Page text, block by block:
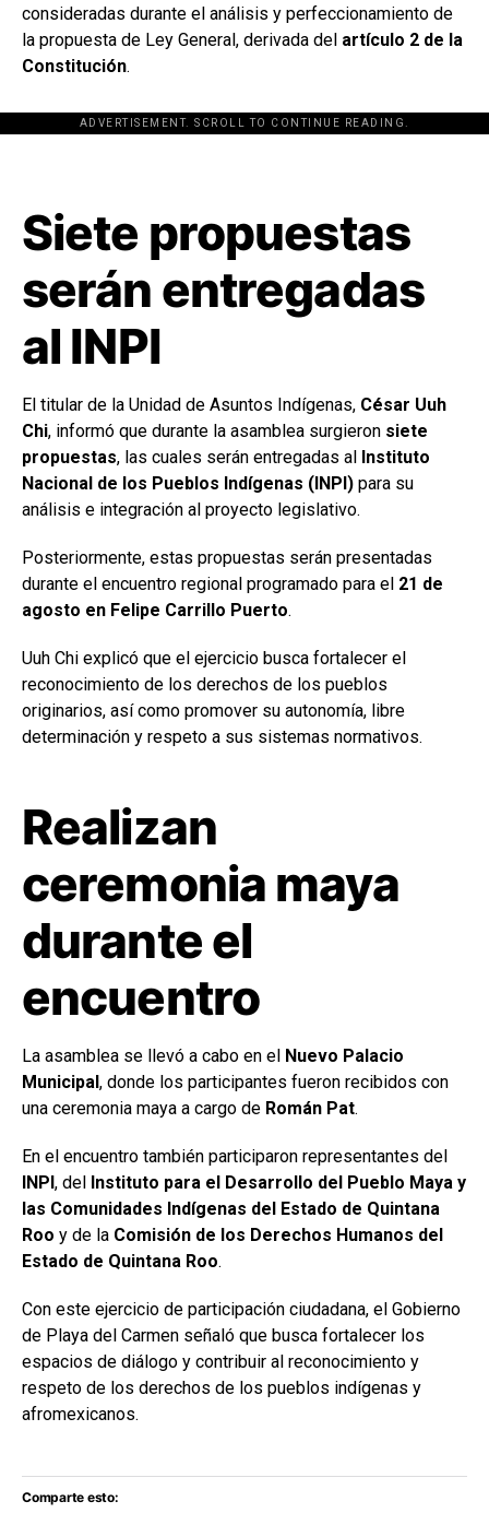
consideradas durante el análisis y perfeccionamiento de
la propuesta de Ley General, derivada del artículo 2 de la
Constitución.
ADVERTISEMENT. SCROLL TO CONTINUE READING.
[adsforwp id="243463"]
Siete propuestas
serán entregadas
al INPI
El titular de la Unidad de Asuntos Indígenas, César Uuh
Chi, informó que durante la asamblea surgieron siete
propuestas, las cuales serán entregadas al
Instituto
Nacional de los Pueblos Indígenas (INPI) para su
análisis e integración al proyecto legislativo.
Posteriormente, estas propuestas serán presentadas
durante el encuentro regional programado para el 21 de
agosto en Felipe Carrillo Puerto.
Uuh Chi explicó que el ejercicio busca fortalecer el
reconocimiento de los derechos de los pueblos
originarios, así como promover su autonomía, libre
determinación y respeto a sus sistemas normativos.
Realizan
ceremonia maya
durante el
encuentro
La asamblea se llevó a cabo en el Nuevo Palacio
Municipal , donde los participantes fueron recibidos con
una ceremonia maya a cargo de Román Pat.
En el encuentro también participaron representantes del
INPI , del
Instituto para el Desarrollo del Pueblo Maya y
las Comunidades Indígenas del Estado de Quintana
Roo y de la Comisión de los Derechos Humanos del
Estado de Quintana Roo.
Con este ejercicio de participación ciudadana, el Gobierno
de Playa del Carmen señaló que busca fortalecer los
espacios de diálogo y contribuir al reconocimiento y
respeto de los derechos de los pueblos indígenas y
afromexicanos.
Comparte esto: